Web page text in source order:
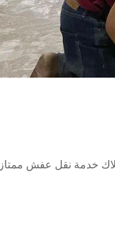
خدمة نقل عفش